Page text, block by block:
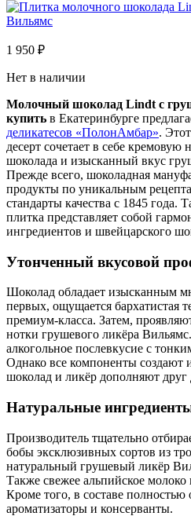
1 950 ₽
Нет в наличии
Молочный шоколад Lindt с
купить в Екатеринбурге
деликатесов «ПолонАмбар».
десерт сочетает в себе кремовую
шоколада и изысканный вкус
Прежде всего, шоколадная
продукты по уникальным
стандарты качества с 1845 года.
плитка представляет собой
ингредиентов и швейцарского
Утонченный вкусовой
Шоколад обладает изысканным
первых, ощущается бархатистая
премиум-класса. Затем,
нотки грушевого ликёра
алкогольное послевкусие с
Однако все компоненты создают
шоколад и ликёр дополняют друг
Натуральные
Производитель тщательно
бобы эксклюзивных сортов из
натуральный грушевый ликёр
Также свежее альпийское молоко
Кроме того, в составе полностью
ароматизаторы и консерванты.